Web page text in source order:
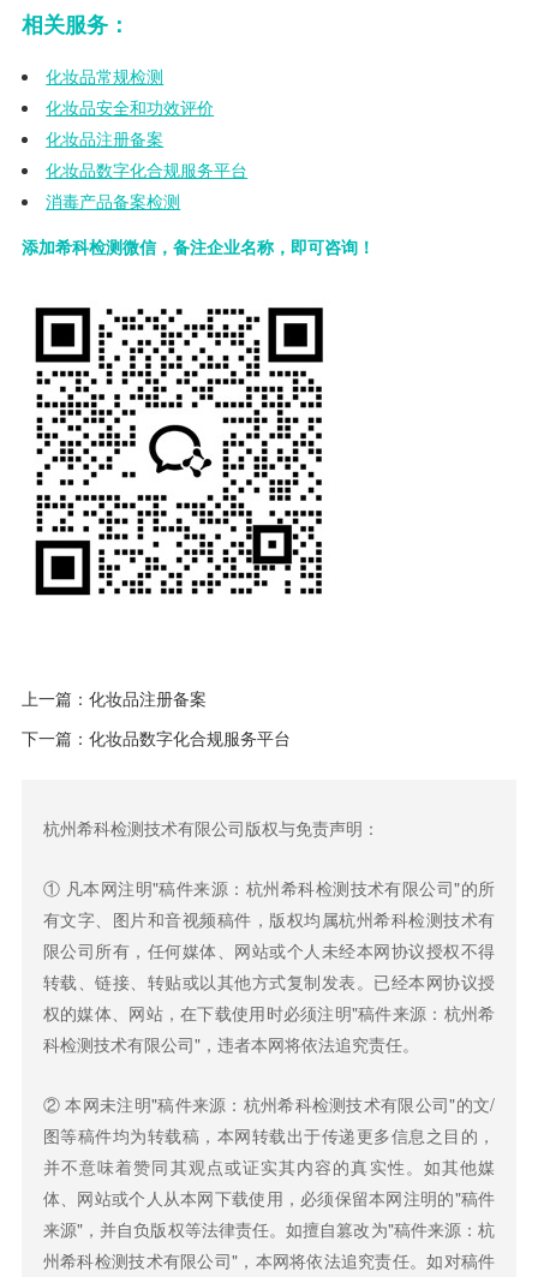
相关服务：
化妆品常规检测
化妆品安全和功效评价
化妆品注册备案
化妆品数字化合规服务平台
消毒产品备案检测
添加希科检测微信，备注企业名称，即可咨询！
上一篇： 化妆品注册备案
下一篇： 化妆品数字化合规服务平台
杭州希科检测技术有限公司版权与免责声明：
① 凡本网注明"稿件来源：杭州希科检测技术有限公司"的所
有文字、图片和音视频稿件，版权均属杭州希科检测技术有
限公司所有，任何媒体、网站或个人未经本网协议授权不得
转载、链接、转贴或以其他方式复制发表。已经本网协议授
权的媒体、网站，在下载使用时必须注明"稿件来源：杭州希
科检测技术有限公司"，违者本网将依法追究责任。
② 本网未注明"稿件来源：杭州希科检测技术有限公司"的文/
图等稿件均为转载稿，本网转载出于传递更多信息之目的，
并不意味着赞同其观点或证实其内容的真实性。如其他媒
体、网站或个人从本网下载使用，必须保留本网注明的"稿件
来源"，并自负版权等法律责任。如擅自篡改为"稿件来源：杭
州希科检测技术有限公司"，本网将依法追究责任。如对稿件